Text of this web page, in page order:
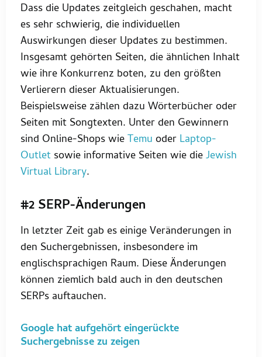
Dass die Updates zeitgleich geschahen, macht
es sehr schwierig, die individuellen
Auswirkungen dieser Updates zu bestimmen.
Insgesamt gehörten Seiten, die ähnlichen Inhalt
wie ihre Konkurrenz boten, zu den größten
Verlierern dieser Aktualisierungen.
Beispielsweise zählen dazu Wörterbücher oder
Seiten mit Songtexten. Unter den Gewinnern
sind Online-Shops wieTemu oder Laptop-
Outlet sowie informative Seiten wie dieJewish
Virtual Library.
#2 SERP-Änderungen
In letzter Zeit gab es einige Veränderungen in
den Suchergebnissen, insbesondere im
englischsprachigen Raum. Diese Änderungen
können ziemlich bald auch in den deutschen
SERPs auftauchen.
Google hat aufgehört eingerückte
Suchergebnisse zu zeigen